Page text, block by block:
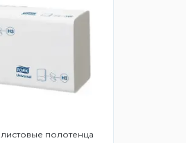
полотенца